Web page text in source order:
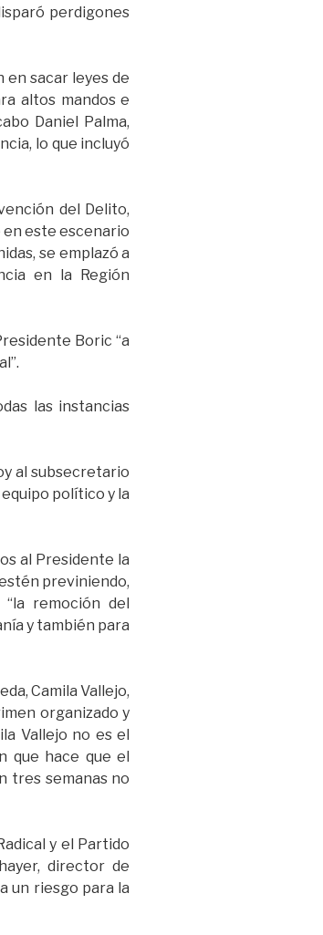
perdigones
sacar leyes de
altos mandos e
Daniel Palma,
lo que incluyó
del Delito,
en este escenario
se emplazó a
en la Región
Boric “a
las instancias
al subsecretario
político y la
al Presidente la
previniendo,
remoción del
y también para
Camila Vallejo,
organizado y
Vallejo no es el
que hace que el
tres semanas no
y el Partido
director de
un riesgo para la